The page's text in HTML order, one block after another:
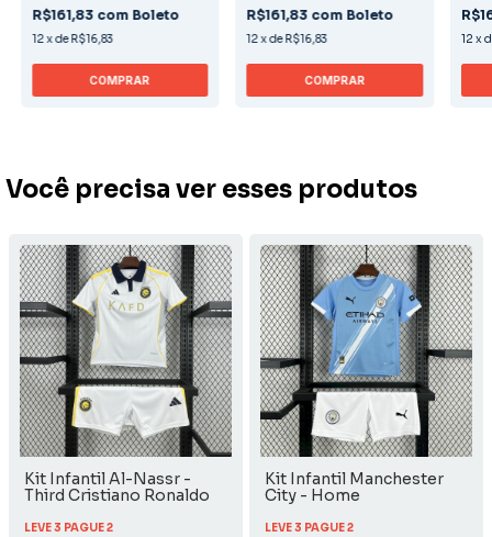
R$161,83 com Boleto
12xde R$16,83
COMPRAR
R$161,83 com Boleto
12xde R$16,83
COMPRAR
12 x
Você precisa ver esses produtos
Kit Infantil Al-Nassr -
Third Cristiano Ronaldo
LEVE 3 PAGUE 2
Kit Infantil Manchester
City - Home
LEVE 3 PAGUE 2